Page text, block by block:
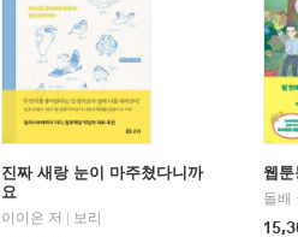
진짜 새랑 눈이 마주쳤다니까
요
이이은 저
보리
웹
돌배